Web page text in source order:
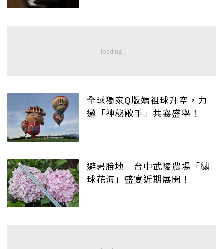
全球獨家Q版媽祖球升空，力
邀「神秘歌手」共襄盛舉！
避暑勝地｜台中武陵農場「繡
球花海」盛宴近期展開！